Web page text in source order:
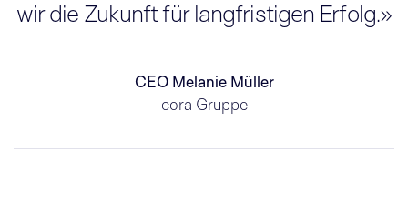
wir die Zukunft für langfristigen Erfolg.»
CEO Melanie Müller
cora Gruppe